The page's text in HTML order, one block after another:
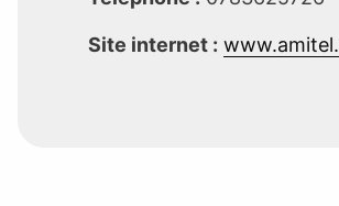
Site internet :